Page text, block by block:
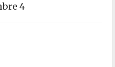
4